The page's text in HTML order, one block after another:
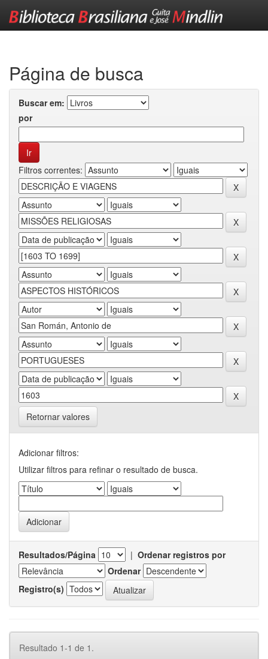
Página de busca
Buscar em:
por
Filtros correntes:
Retornar valores
Adicionar filtros:
Utilizar filtros para refinar o resultado de busca.
Resultados/Página | Ordenar registros por
Ordenar
Registro(s)
Resultado 1-1 de 1.